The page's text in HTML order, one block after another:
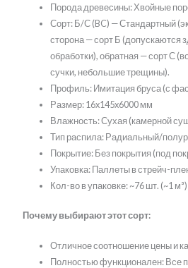
Порода древесины: Хвойные
Сорт: Б/С (BC) — Стандартный
сторона — сорт Б (допускаются
обработки), обратная — сорт С
сучки, небольшие трещины).
Профиль: Имитация бруса (с
Размер: 16x145x6000 мм
Влажность: Сухая (камерной
Тип распила: Радиальный/
Покрытие: Без покрытия (под
Упаковка: Паллеты в стрейч-
Кол-во в упаковке: ~76 шт. (~1 м³)
Почему выбирают этот сорт:
Отличное соотношение цены и
Полностью функционален: Все